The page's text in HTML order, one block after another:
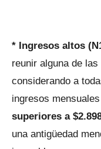
* Ingresos altos
reunir alguna de
considerando a
ingresos
superiores a
una antigüedad